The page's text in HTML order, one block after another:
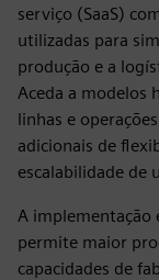
serviço (SaaS)
utilizadas para
produção e a
Aceda a modelos
linhas e
adicionais de
escalabilidade de
A implementação
permite maior
capacidades de